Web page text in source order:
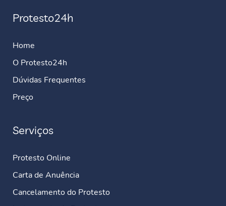
Protesto24h
Home
O Protesto24h
Dúvidas Frequentes
Preço
Serviços
Protesto Online
Carta de Anuência
Cancelamento do Protesto